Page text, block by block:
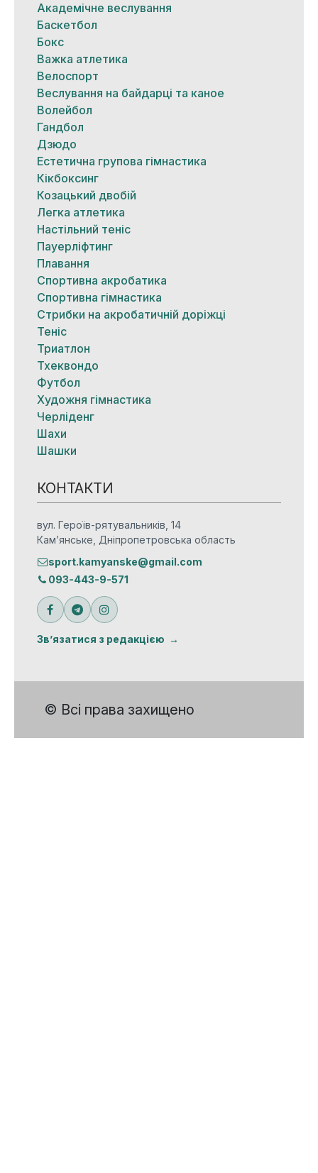
Академічне веслування
Баскетбол
Бокс
Важка атлетика
Велоспорт
Веслування на байдарці та каное
Волейбол
Гандбол
Дзюдо
Естетична групова гімнастика
Кікбоксинг
Козацький двобій
Легка атлетика
Настільний теніс
Пауерліфтинг
Плавання
Спортивна акробатика
Спортивна гімнастика
Стрибки на акробатичній доріжці
Теніс
Триатлон
Тхеквондо
Футбол
Художня гімнастика
Черліденг
Шахи
Шашки
КОНТАКТИ
вул. Героїв-рятувальників, 14
Кам’янське, Дніпропетровська область
sport.kamyanske@gmail.com
093-443-9-571
Зв’язатися з редакцією
© Всі права захищено